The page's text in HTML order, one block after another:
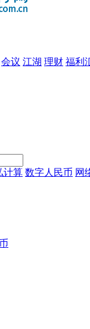
会议 江湖 理财 福利
计算 数字人民币 网